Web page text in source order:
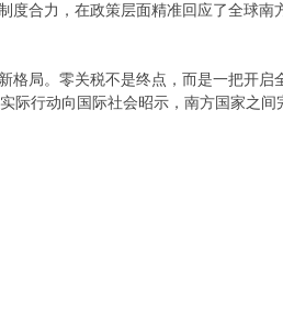
度合力，在政策层面精准回应了全球南
格局。零关税不是终点，而是一把开启
行动向国际社会昭示，南方国家之间